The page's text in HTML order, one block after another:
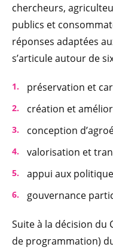
chercheurs,
publics et
réponses adaptées
s’articule autour de
préservation et
création et
conception
valorisation et
appui aux
gouvernance
Suite à la décision du
de programmation)